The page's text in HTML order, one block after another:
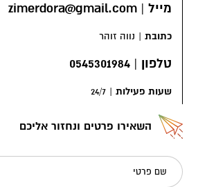
מייל |
zimerdora@gmail.com
כתובת | נווה זוהר
טלפון |
0545301984
שעות פעילות |
24/7
השאירו פרטים ונחזור אליכם
שם פרטי